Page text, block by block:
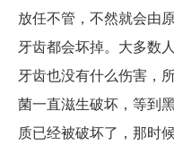
放任不管，不然就会由
牙齿都会坏掉。大多数
牙齿也没有什么伤害，
菌一直滋生破坏，等到
质已经被破坏了，那时